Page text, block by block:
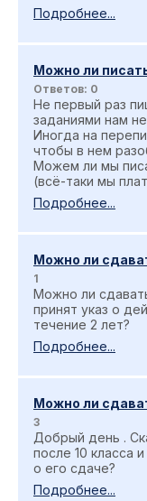
Подробнее...
Можно ли
Ответов: 0
Не первый раз
заданиями нам
Иногда на
чтобы в нем
Можем ли мы
(всё-таки мы
Подробнее...
Можно ли
1
Можно ли
принят указ о
течение 2 лет?
Подробнее...
Можно ли
3
Добрый день .
после 10 класса
о его сдаче?
Подробнее...